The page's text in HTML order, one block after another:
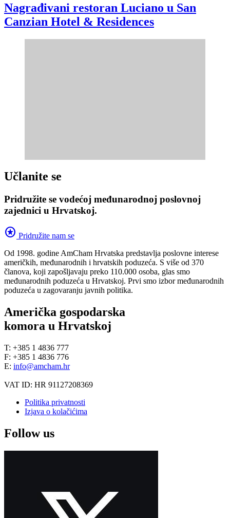
Nagrađivani restoran Luciano u San
Canzian Hotel & Residences
Učlanite se
Pridružite se vodećoj međunarodnoj poslovnoj
zajednici u Hrvatskoj.
stars Pridružite nam se
Od 1998. godine AmCham Hrvatska predstavlja poslovne interese
američkih, međunarodnih i hrvatskih poduzeća. S više od 370
članova, koji zapošljavaju preko 110.000 osoba, glas smo
međunarodnih poduzeća u Hrvatskoj. Prvi smo izbor međunarodnih
poduzeća u zagovaranju javnih politika.
Američka gospodarska
komora u Hrvatskoj
T: +385 1 4836 777
F: +385 1 4836 776
E: info@amcham.hr
VAT ID: HR 91127208369
Politika privatnosti
Izjava o kolačićima
Follow us